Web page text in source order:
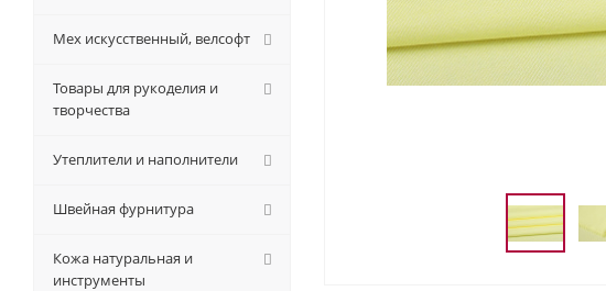
Мех искусственный, велсофт
Товары для рукоделия и
творчества
Утеплители и наполнители
Швейная фурнитура
Кожа натуральная и
инструменты